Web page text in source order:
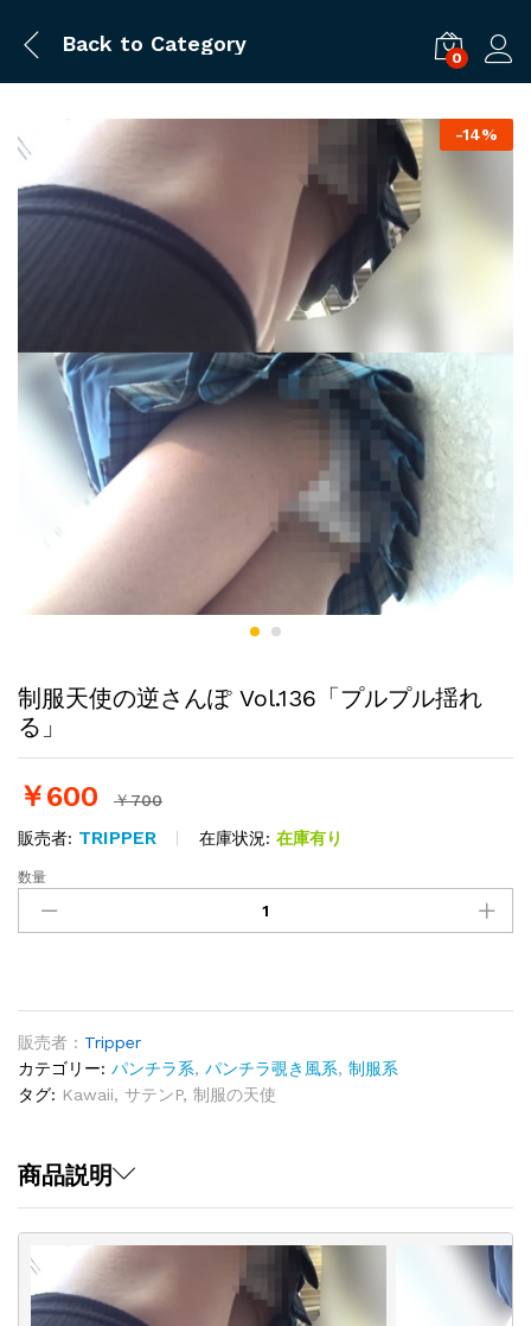
Back to Category
0
-14%
制服天使の逆さんぽ Vol.136「プルプル揺れ
る」
￥600 ￥700
販売者: TRIPPER 在庫状況: 在庫有り
制
天
逆
さ
ん
ぽ
プ
る」
quantity
数量
販売者 : Tripper
カテゴリー: パンチラ系, パンチラ覗き風系, 制服系
タグ: Kawaii, サテンP, 制服の天使
商品説明